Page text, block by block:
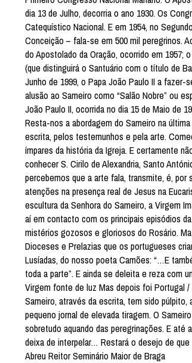
dia 13 de Julho, decorria o ano 1930. Os
Catequístico Nacional. E em 1954, no
Conceição – fala-se em 500 mil peregrinos.
do Apostolado da Oração, ocorrido em 1957;
(que distinguirá o Santuário com o título de
Junho de 1999, o Papa João Paulo II a
alusão ao Sameiro como “Salão Nobre” ou
João Paulo II, ocorrida no dia 15 de Maio de
Resta-nos a abordagem do Sameiro na
escrita, pelos testemunhos e pela arte.
ímpares da história da Igreja. E certamente
conhecer S. Cirilo de Alexandria, Santo
percebemos que a arte fala, transmite, é, por
atenções na presença real de Jesus na
escultura da Senhora do Sameiro, a Virgem
aí em contacto com os principais episódios
mistérios gozosos e gloriosos do Rosário.
Dioceses e Prelazias que os portugueses
Lusíadas, do nosso poeta Camões: “…E
toda a parte”. E ainda se deleita e reza com
Virgem fonte de luz Mas depois foi Portugal
Sameiro, através da escrita, tem sido
pequeno jornal de elevada tiragem. O
sobretudo aquando das peregrinações. E até
deixa de interpelar… Restará o desejo de
Abreu Reitor Seminário Maior de Braga